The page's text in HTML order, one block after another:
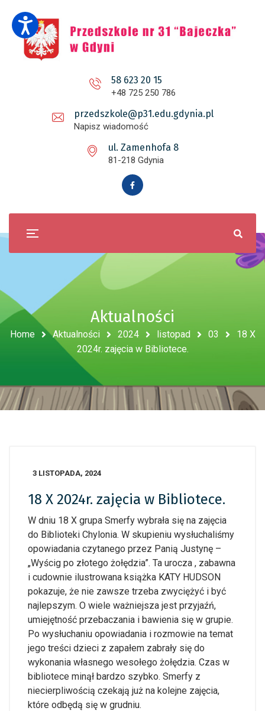
58 623 20 15
+48 725 250 786
przedszkole@p31.edu.gdynia.pl
Napisz wiadomość
ul. Zamenhofa 8
81-218 Gdynia
Aktualności
Home Aktualności 2024 listopad 03
18 X
2024r. zajęcia w Bibliotece.
3 LISTOPADA, 2024
18 X 2024r. zajęcia w Bibliotece.
W dniu 18 X grupa Smerfy wybrała się na zajęcia
do Biblioteki Chylonia. W skupieniu wysłuchaliśmy
opowiadania czytanego przez Panią Justynę –
„Wyścig po złotego żołędzia”. Ta urocza , zabawna
i cudownie ilustrowana książka KATY HUDSON
pokazuje, że nie zawsze trzeba zwyciężyć i być
najlepszym. O wiele ważniejsza jest przyjaźń,
umiejętność przebaczania i bawienia się w grupie.
Po wysłuchaniu opowiadania i rozmowie na temat
jego treści dzieci z zapałem zabrały się do
wykonania własnego wesołego żołędzia. Czas w
bibliotece minął bardzo szybko. Smerfy z
niecierpliwością czekają już na kolejne zajęcia,
które odbędą się w grudniu.